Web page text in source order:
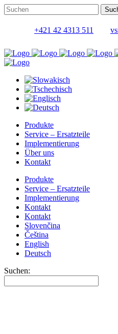
+421 42 4313 511
Produkte
Service – Ersatzteile
Implementierung
Über uns
Kontakt
Produkte
Service – Ersatzteile
Implementierung
Kontakt
Kontakt
Slovenčina
Čeština
English
Deutsch
Suchen: